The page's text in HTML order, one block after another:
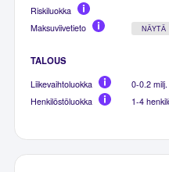
Riskiluokka
Maksuviivetieto
NÄYTÄ
TALOUS
Liikevaihtoluokka
0-0.2
Henkilöstöluokka
1-4